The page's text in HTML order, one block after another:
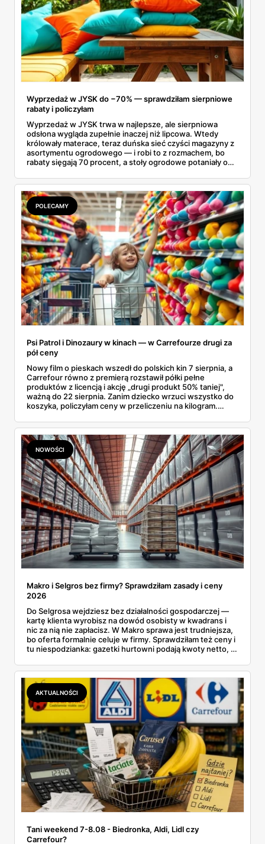
Wyprzedaż w JYSK do −70% — sprawdziłam sierpniowe
rabaty i policzyłam
Wyprzedaż w JYSK trwa w najlepsze, ale sierpniowa
odsłona wygląda zupełnie inaczej niż lipcowa. Wtedy
królowały materace, teraz duńska sieć czyści magazyny z
asortymentu ogrodowego — i robi to z rozmachem, bo
rabaty sięgają 70 procent, a stoły ogrodowe potaniały o
wyprzedażową pozycja po pozycji i wybrałam rzeczy, przy
których przecena jest realna, a nie tylko marketingowa.
Kilka z nich kończy się szybciej, niż zapowiada kalendarz.
POLECAMY
Psi Patrol i Dinozaury w kinach — w Carrefourze drugi za
pół ceny
Nowy film o pieskach wszedł do polskich kin 7 sierpnia, a
Carrefour równo z premierą rozstawił półki pełne
produktów z licencją i akcję „drugi produkt 50% taniej",
ważną do 22 sierpnia. Zanim dziecko wrzuci wszystko do
koszyka, policzyłam ceny w przeliczeniu na kilogram.
prawie 140 zł za kilogram, ale lody do mrożenia i rurki
waflowe bronią się nawet bez rabatu.
NOWOŚCI
Makro i Selgros bez firmy? Sprawdziłam zasady i ceny
2026
Do Selgrosa wejdziesz bez działalności gospodarczej —
kartę klienta wyrobisz na dowód osobisty w kwadrans i
nic za nią nie zapłacisz. W Makro sprawa jest trudniejsza,
bo oferta formalnie celuje w firmy. Sprawdziłam też ceny i
tu niespodzianka: gazetki hurtowni podają kwoty netto, a
zawsze wygrywa — ta sama kawa ziarnista kosztuje w
Makro ponad dwa razy więcej niż w weekendowej
promocji dyskontu.
AKTUALNOŚCI
Tani weekend 7-8.08 - Biedronka, Aldi, Lidl czy
Carrefour?